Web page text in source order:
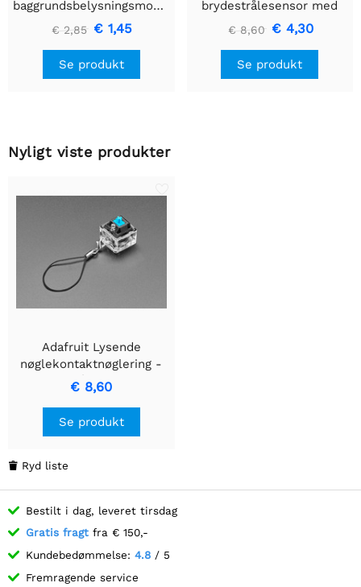
baggrundsbelysningsmodul
- Lille 12mm x 40mm
€ 2,85 € 1,45
Se produkt
brydestrålesensor med
premium ledningsstuds -
5 mm LED'er
€ 8,60 € 4,30
Se produkt
Nyligt viste produkter
Adafruit Lysende
nøglekontaktnøglering -
Blå LED
€ 8,60
Se produkt
 Ryd liste
Bestilt i dag, leveret tirsdag
Gratis fragt fra € 150,-
Kundebedømmelse: 4.8 / 5
Fremragende service